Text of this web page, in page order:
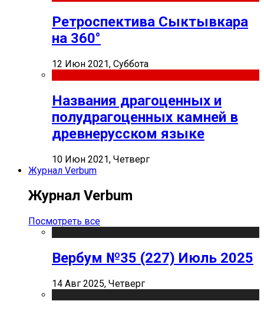
Ретроспектива Сыктывкара
на 360°
12 Июн 2021, Суббота
Названия драгоценных и
полудрагоценных камней в
древнерусском языке
10 Июн 2021, Четверг
Журнал Verbum
Журнал Verbum
Посмотреть все
Вербум №35 (227) Июль 2025
14 Авг 2025, Четверг